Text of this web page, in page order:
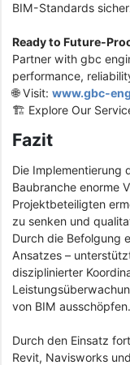
BIM-Standards
Ready to Future-
Partner with gbc
performance,
🌐 Visit: www.gbc-
🏗️ Explore Our
Fazit
Die Implementierung
Baubranche enorme
Projektbeteiligten
zu senken und
Durch die Befolgung
Ansatzes –
disziplinierter
von BIM ausschöpfen.
Durch den Einsatz
Revit, Navisworks